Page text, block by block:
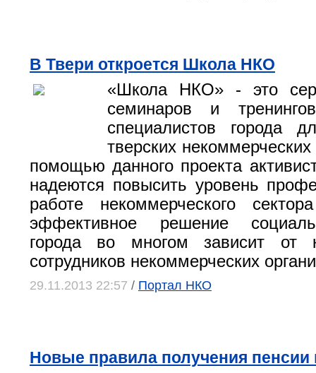
В Твери откроется Школа НКО
«Школа НКО» - это
семинаров и
специалистов города
тверских
помощью данного проекта
надеются повысить уровень
работе некоммерческого
эффективное решение
города во многом зависит от
сотрудников некоммерческих
29.11.2013 22:57 / Портал НКО
Новые правила получения пенсии